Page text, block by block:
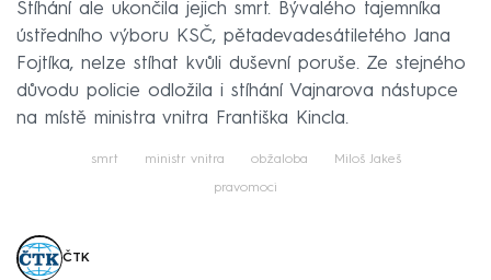
Stíhání ale ukončila jejich smrt. Bývalého tajemníka
ústředního výboru KSČ, pětadevadesátiletého Jana
Fojtíka, nelze stíhat kvůli duševní poruše. Ze stejného
důvodu policie odložila i stíhání Vajnarova nástupce
na místě ministra vnitra Františka Kincla.
smrt ministr vnitra obžaloba Miloš Jakeš
pravomoci
ČTK